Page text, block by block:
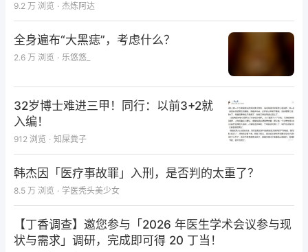
9.2 万 浏览 · 杰炼阿达
全身遍布“大黑痣”，考虑什么？
2.6 万 浏览 · 乐悠悠_
32岁博士难进三甲！同行：以前3+2就
入编！
912 浏览 · 知屎粪子
韩杰因「医疗事故罪」入刑，是否判的太重了？
8.5 万 浏览 · 学医秃头美少女
【丁香调查】邀您参与「2026 年医生学术会议参与现
状与需求」调研，完成即可得 20 丁当！